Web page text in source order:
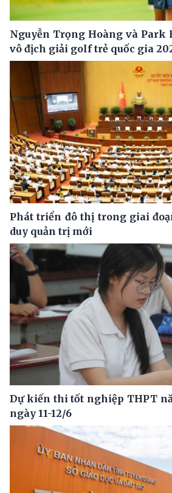
Nguyễn Trọng Hoàng và Park
vô địch giải golf trẻ quốc gia
Phát triển đô thị trong giai
duy quản trị mới
Dự kiến thi tốt nghiệp THPT
ngày 11-12/6